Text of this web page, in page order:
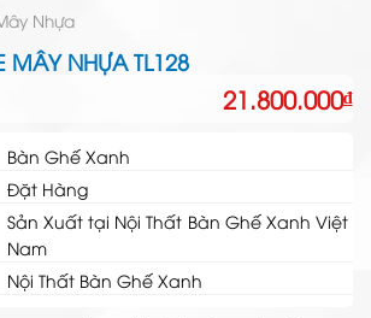
Nhựa
MÂY NHỰA TL128
21.800.000₫
Bàn Ghế Xanh
Đặt Hàng
Sản Xuất tại Nội Thất Bàn Ghế Xanh Việt
Nam
Nội Thất Bàn Ghế Xanh